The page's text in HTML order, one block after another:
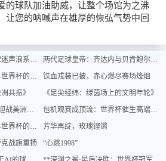
的球队加油助威，让整个场馆为之沸
让您的呐喊声在雄厚的恢弘气势中回
主场助威革命：加拿大球迷声浪系统全面升级
理性观赛，智慧竞猜——世界杯的乐趣与平衡之道
共振》
死亡E组终局：德国战车迎战美洲双雄，出线密码即将揭晓
理性观赛，智慧竞猜——世界杯的乐趣与平衡之道
战旗重扬
两代足球皇帝：齐达内与贝肯鲍尔的史诗对话
铁血戎装已披，赤心燃尽赛场烽烟
《足尖经纬：绿茵场上的文明年轮》
包机观赛成顶流：世界杯催生高端出行新风口
芳华再绽，玫瑰铿锵
“心跳1998”